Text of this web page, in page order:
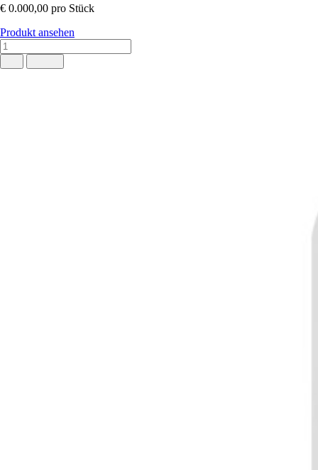
€ 0.000,00 pro Stück
Produkt ansehen